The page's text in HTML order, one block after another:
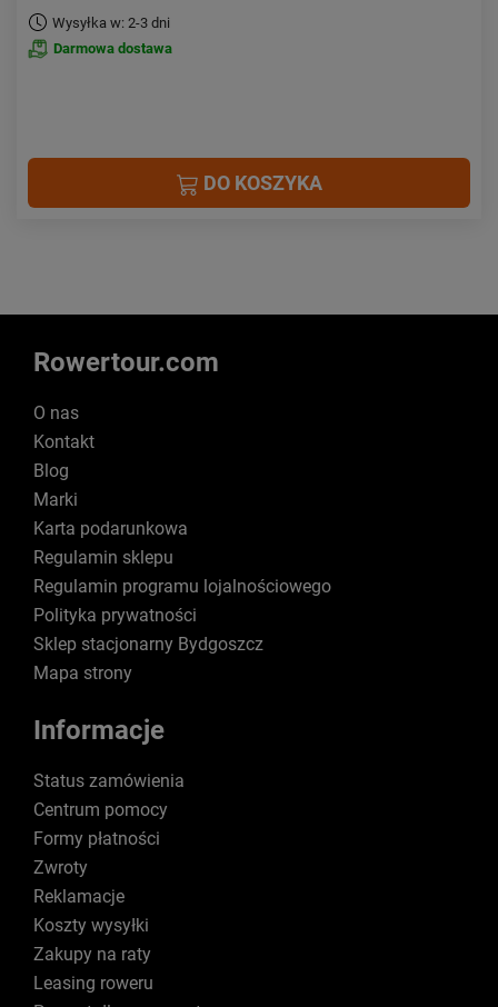
Wysyłka w: 2-3 dni
Darmowa dostawa
DO KOSZYKA
Rowertour.com
O nas
Kontakt
Blog
Marki
Karta podarunkowa
Regulamin sklepu
Regulamin programu lojalnościowego
Polityka prywatności
Sklep stacjonarny Bydgoszcz
Mapa strony
Informacje
Status zamówienia
Centrum pomocy
Formy płatności
Zwroty
Reklamacje
Koszty wysyłki
Zakupy na raty
Leasing roweru